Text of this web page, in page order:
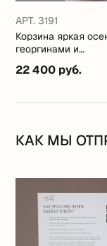
АРТ. 3191
Корзина яркая
георгинами и
подсолнухами
22 400 руб.
КАК МЫ